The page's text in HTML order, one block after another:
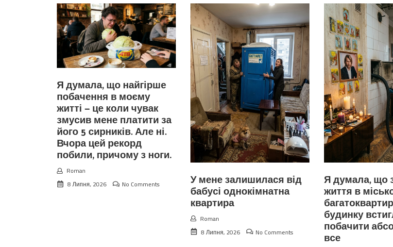
Я думала, що найгірше
побачення в моєму
житті — це коли чувак
змусив мене платити за
його 5 сирників. Але ні.
Вчора цей рекорд
побили, причому з ноги.
Roman
8 Липня, 2026
No Comments У мене залишилася від
бабусі однокімнатна
квартира
Roman
8 Липня, 2026
No Comments
Я думала, що
життя в
будинку
побачити
все